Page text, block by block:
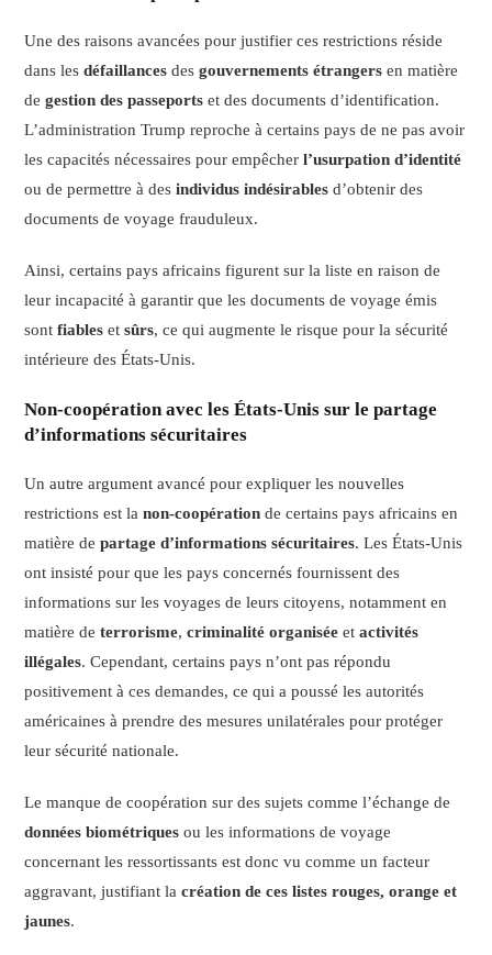
Une des raisons avancées pour justifier ces restrictions réside
dans lesdéfaillances desgouvernements étrangers en matière
degestion des passeports et des documents d’identification.
L’administration Trump reproche à certains pays de ne pas avoir
les capacités nécessaires pour empêcherl’usurpation d’identité
ou de permettre à desindividus indésirables d’obtenir des
documents de voyage frauduleux.
Ainsi, certains pays africains figurent sur la liste en raison de
leur incapacité à garantir que les documents de voyage émis
sontfiables etsûrs, ce qui augmente le risque pour la sécurité
intérieure des États-Unis.
Non-coopération avec les États-Unis sur le partage
d’informations sécuritaires
Un autre argument avancé pour expliquer les nouvelles
restrictions est lanon-coopération de certains pays africains en
matière departage d’informations sécuritaires. Les États-Unis
ont insisté pour que les pays concernés fournissent des
informations sur les voyages de leurs citoyens, notamment en
matière deterrorisme,criminalité organisée etactivités
illégales. Cependant, certains pays n’ont pas répondu
positivement à ces demandes, ce qui a poussé les autorités
américaines à prendre des mesures unilatérales pour protéger
leur sécurité nationale.
Le manque de coopération sur des sujets comme l’échange de
données biométriques ou les informations de voyage
concernant les ressortissants est donc vu comme un facteur
aggravant, justifiant lacréation de ces listes rouges, orange et
jaunes.